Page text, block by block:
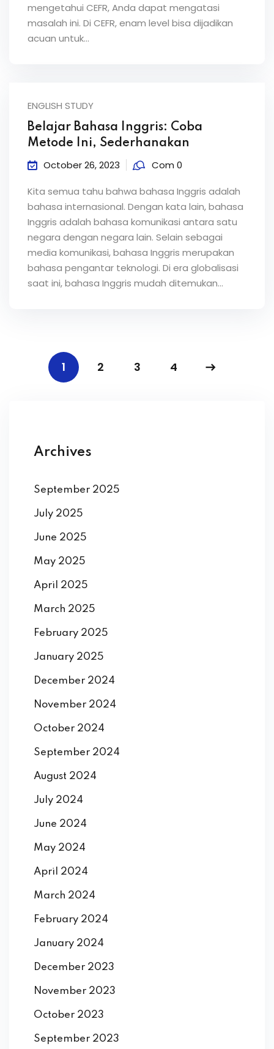
mengetahui CEFR, Anda dapat mengatasi
masalah ini. Di CEFR, enam level bisa dijadikan
acuan untuk...
ENGLISH STUDY
Belajar Bahasa Inggris: Coba
Metode Ini, Sederhanakan
October 26, 2023 Com 0
Kita semua tahu bahwa bahasa Inggris adalah
bahasa internasional. Dengan kata lain, bahasa
Inggris adalah bahasa komunikasi antara satu
negara dengan negara lain. Selain sebagai
media komunikasi, bahasa Inggris merupakan
bahasa pengantar teknologi. Di era globalisasi
saat ini, bahasa Inggris mudah ditemukan...
1 2 3 4
Archives
September 2025
July 2025
June 2025
May 2025
April 2025
March 2025
February 2025
January 2025
December 2024
November 2024
October 2024
September 2024
August 2024
July 2024
June 2024
May 2024
April 2024
March 2024
February 2024
January 2024
December 2023
November 2023
October 2023
September 2023